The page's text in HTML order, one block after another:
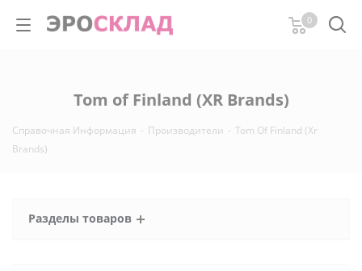
0
Tom of Finland (XR Brands)
Справочная Информация - Производители - Tom Of Finland (Xr
Brands)
Разделы товаров